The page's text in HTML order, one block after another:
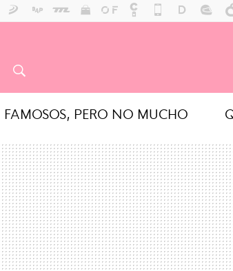
FAMOSOS, PERO NO MUCHO